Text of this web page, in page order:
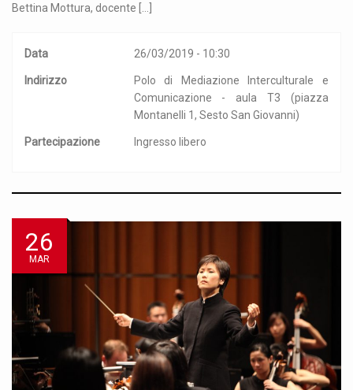
Bettina Mottura, docente […]
Data 26/03/2019 - 10:30
Indirizzo
Polo di Mediazione Interculturale e
Comunicazione - aula T3 (piazza
Montanelli 1, Sesto San Giovanni)
Partecipazione Ingresso libero
26
MAR